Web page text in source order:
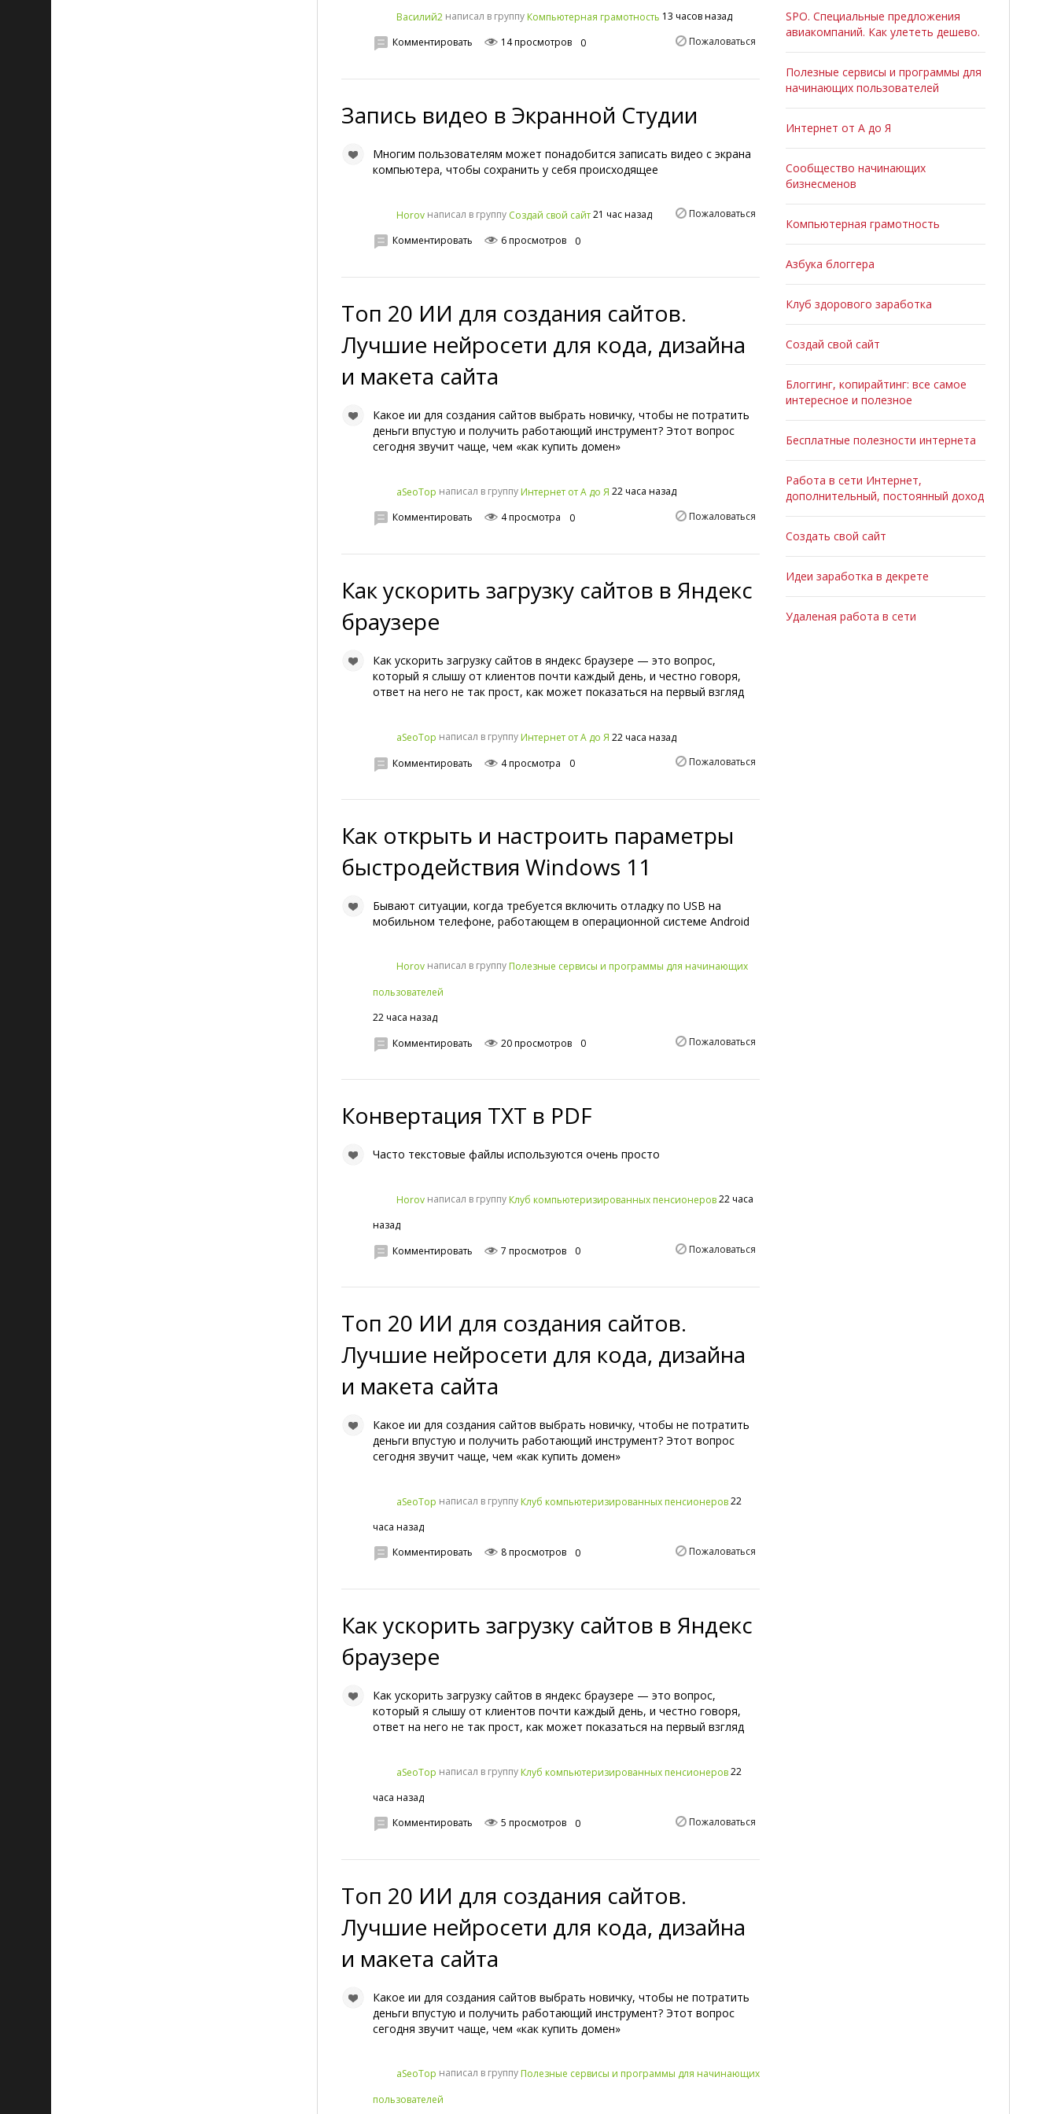
Василий2 написал в группу Компьютерная грамотность 13 часов назад
Пожаловаться
Комментировать 14 просмотров 0
Запись видео в Экранной Студии
Многим пользователям может понадобится записать видео с экрана
компьютера, чтобы сохранить у себя происходящее
Horov написал в группу Создай свой сайт21 час назад Пожаловаться
Комментировать 6 просмотров 0
Топ 20 ИИ для создания сайтов.
Лучшие нейросети для кода, дизайна
и макета сайта
Какое ии для создания сайтов выбрать новичку, чтобы не потратить
деньги впустую и получить работающий инструмент? Этот вопрос
сегодня звучит чаще, чем «как купить домен»
aSeoTop написал в группу Интернет от А до Я 22 часа назад
Пожаловаться
Комментировать 4 просмотра 0
Как ускорить загрузку сайтов в Яндекс
браузере
Как ускорить загрузку сайтов в яндекс браузере — это вопрос,
который я слышу от клиентов почти каждый день, и честно говоря,
ответ на него не так прост, как может показаться на первый взгляд
aSeoTop написал в группу Интернет от А до Я 22 часа назад
Пожаловаться
Комментировать 4 просмотра 0
Как открыть и настроить параметры
быстродействия Windows 11
Бывают ситуации, когда требуется включить отладку по USB на
мобильном телефоне, работающем в операционной системе Android
Horov написал в группу Полезные сервисы и программы для начинающих
пользователей
22 часа назад
Пожаловаться
Комментировать 20 просмотров 0
Конвертация TXT в PDF
Часто текстовые файлы используются очень просто
Horov написал в группу Клуб компьютеризированных пенсионеров22 часа
назад
Пожаловаться
Комментировать 7 просмотров 0
Топ 20 ИИ для создания сайтов.
Лучшие нейросети для кода, дизайна
и макета сайта
Какое ии для создания сайтов выбрать новичку, чтобы не потратить
деньги впустую и получить работающий инструмент? Этот вопрос
сегодня звучит чаще, чем «как купить домен»
aSeoTop написал в группу Клуб компьютеризированных пенсионеров22
часа назад
Пожаловаться
Комментировать 8 просмотров 0
Как ускорить загрузку сайтов в Яндекс
браузере
Как ускорить загрузку сайтов в яндекс браузере — это вопрос,
который я слышу от клиентов почти каждый день, и честно говоря,
ответ на него не так прост, как может показаться на первый взгляд
aSeoTop написал в группу Клуб компьютеризированных пенсионеров22
часа назад
Пожаловаться
Комментировать 5 просмотров 0
Топ 20 ИИ для создания сайтов.
Лучшие нейросети для кода, дизайна
и макета сайта
Какое ии для создания сайтов выбрать новичку, чтобы не потратить
деньги впустую и получить работающий инструмент? Этот вопрос
сегодня звучит чаще, чем «как купить домен»
aSeoTop написал в группу Полезные сервисы и программы для начинающих
пользователей
SPO. Специальные предложения
авиакомпаний. Как улететь дешево.
Полезные сервисы и программы для
начинающих пользователей
Интернет от А до Я
Сообщество начинающих
бизнесменов
Компьютерная грамотность
Азбука блоггера
Клуб здорового заработка
Создай свой сайт
Блоггинг, копирайтинг: все самое
интересное и полезное
Бесплатные полезности интернета
Работа в сети Интернет,
дополнительный, постоянный доход
Создать свой сайт
Идеи заработка в декрете
Удаленая работа в сети